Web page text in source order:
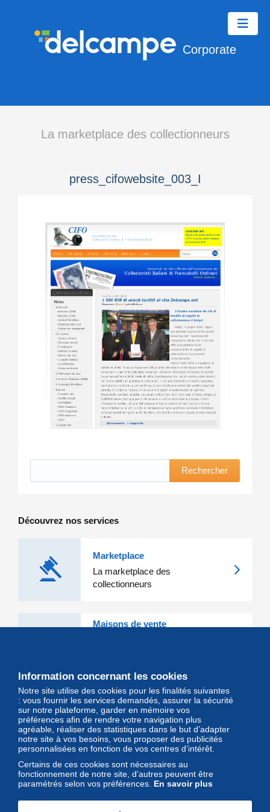
Corporate
La marketplace des collectionneurs
press_cifowebsite_003_I
Rechercher
Découvrez nos services
Marketplace
La marketplace des
collectionneurs
Maisons de vente
Magazine
Un regard unique et décalé sur
l'univers des timbres et leurs
collectionneurs
Information concernant les cookies
Notre site utilise des cookies pour les finalités suivantes
: vous fournir les services demandés, assurer la sécurité
sur notre plateforme, garder en mémoire vos
préférences afin de rendre votre navigation plus
agréable, réaliser des statistiques dans le but d’adapter
notre site à vos besoins, vous proposer des publicités
personnalisées en fonction de vos centres d’intérêt.
Certains de ces cookies sont nécessaires au
fonctionnement de notre site, d’autres peuvent être
paramétrés selon vos préférences. En savoir plus